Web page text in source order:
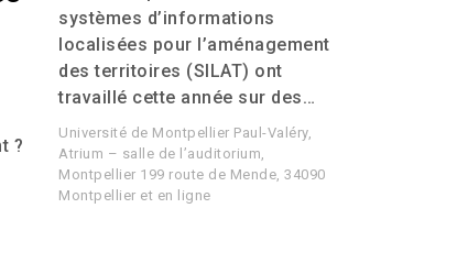
?
systèmes d’informations
localisées pour l’aménagement
des territoires (SILAT) ont
travaillé cette année sur des…
Université de Montpellier Paul-Valéry,
Atrium – salle de l’auditorium,
Montpellier 199 route de Mende, 34090
Montpellier et en ligne